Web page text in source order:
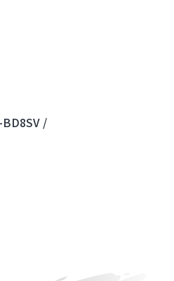
BD8SV /